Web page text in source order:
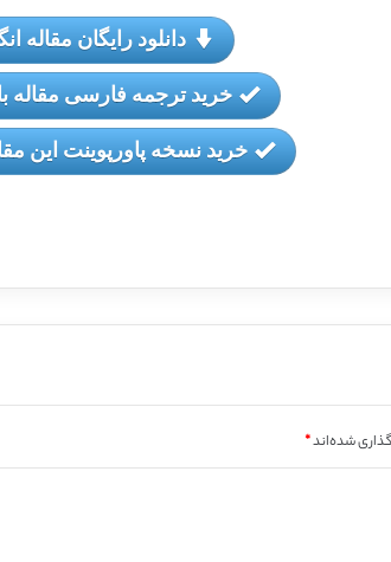
دانلود رایگان مقاله
خرید ترجمه فارسی مقاله
خرید نسخه پاورپوینت این
شده‌اند*